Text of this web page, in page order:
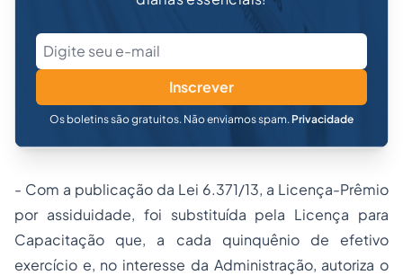
Inscrever
Os boletins são gratuitos. Não enviamos spam. Privacidade
- Com a publicação da Lei 6.371/13, a Licença-Prêmio
por assiduidade, foi substituída pela Licença para
Capacitação que, a cada quinquênio de efetivo
exercício e, no interesse da Administração, autoriza o